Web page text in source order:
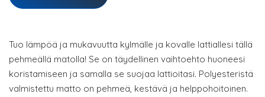
Tuo lämpöä ja mukavuutta kylmälle ja kovalle lattiallesi tällä
pehmeällä matolla! Se on täydellinen vaihtoehto huoneesi
koristamiseen ja samalla se suojaa lattioitasi. Polyesteristä
valmistettu matto on pehmeä, kestävä ja helppohoitoinen.